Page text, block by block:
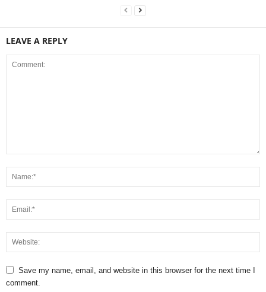
LEAVE A REPLY
Save my name, email, and website in this browser for the next time I
comment.